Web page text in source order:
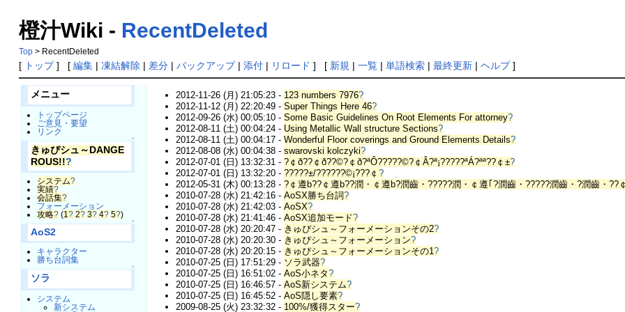
橙汁Wiki - RecentDeleted
Top> RecentDeleted
[ トップ] [ 編集| 凍結解除 | 差分| バックアップ| 添付| リロード ] [ 新規 | 一覧| 単語検索| 最終更新| ヘルプ]
メニュー
トップページ
ご意見・要望
リンク
↑
きゅぴシュ～DANGE
ROUS!!?
システム?
実績?
会話集?
フォーメーション
攻略? (1? 2? 3? 4? 5?)
↑
AoS2
キャラクター
勝ち台詞集
↑
ソラ
システム
新システム
2012-11-26 (月) 21:05:23 - 123 numbers 7976?
2012-11-12 (月) 22:20:49 -Super Things Here 46?
2012-09-26 (水) 00:05:10 -Some Basic Guidelines On Root Elements For attorney?
2012-08-11 (土) 00:04:24 - Using Metallic Wall structure Sections?
2012-08-11 (土) 00:04:17 -Wonderful Floor coverings and Ground Elements Details?
2012-08-08 (水) 00:04:38 -swarovski kolczyki?
2012-07-01 (日) 13:32:31 -?￠ð??￠ð??©?￠ð?ªÔ?????©?￠Â?ª¡?????ªÁ?ªª??￠±?
2012-07-01 (日) 13:32:20 -?????±/??????©¡???￠?
2012-05-31 (木) 00:13:28 -?￠遵b??￠遵b??潤・￠遵b?潤齒・?????潤・￠遵｢?潤齒・?????潤齒・?潤齒・??
2010-07-28 (水) 21:42:16 -AoSX勝ち台詞?
2010-07-28 (水) 21:42:03 -AoSX?
2010-07-28 (水) 21:41:46 -AoSX追加モード?
2010-07-28 (水) 20:20:47 - きゅぴシュ～フォーメーションその2?
2010-07-28 (水) 20:20:30 - きゅぴシュ～フォーメーション?
2010-07-28 (水) 20:20:15 - きゅぴシュ～フォーメーションその1?
2010-07-25 (日) 17:51:29 - ソラ武器?
2010-07-25 (日) 16:51:02 -AoS小ネタ?
2010-07-25 (日) 16:46:57 -AoS新システム?
2010-07-25 (日) 16:45:52 -AoS隠し要素?
2009-08-25 (火) 23:32:32 - 100%/獲得スター?